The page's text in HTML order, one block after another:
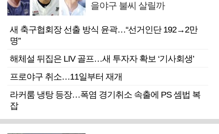
을야구 불씨 살릴까
새 축구협회장 선출 방식 윤곽…“선거인단 192→2만
명”
해체설 뒤집은 LIV 골프…새 투자자 확보 ‘기사회생’
프로야구 취소…11일부터 재개
라커룸 냉탕 등장…폭염 경기취소 속출에 PS 셈법 복
잡